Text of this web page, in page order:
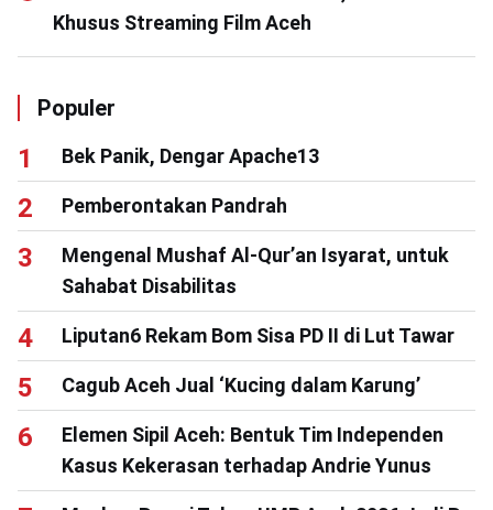
Khusus Streaming Film Aceh
Populer
Bek Panik, Dengar Apache13
Pemberontakan Pandrah
Mengenal Mushaf Al-Qur’an Isyarat, untuk
Sahabat Disabilitas
Liputan6 Rekam Bom Sisa PD II di Lut Tawar
Cagub Aceh Jual ‘Kucing dalam Karung’
Elemen Sipil Aceh: Bentuk Tim Independen
Kasus Kekerasan terhadap Andrie Yunus